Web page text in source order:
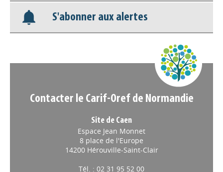
Nos veilles Scoop.it
S'abonner aux alertes
Contacter le Carif-Oref de Normandie
Site de Caen
Espace Jean Monnet
8 place de l'Europe
14200 Hérouville-Saint-Clair
Tél. : 02 31 95 52 00